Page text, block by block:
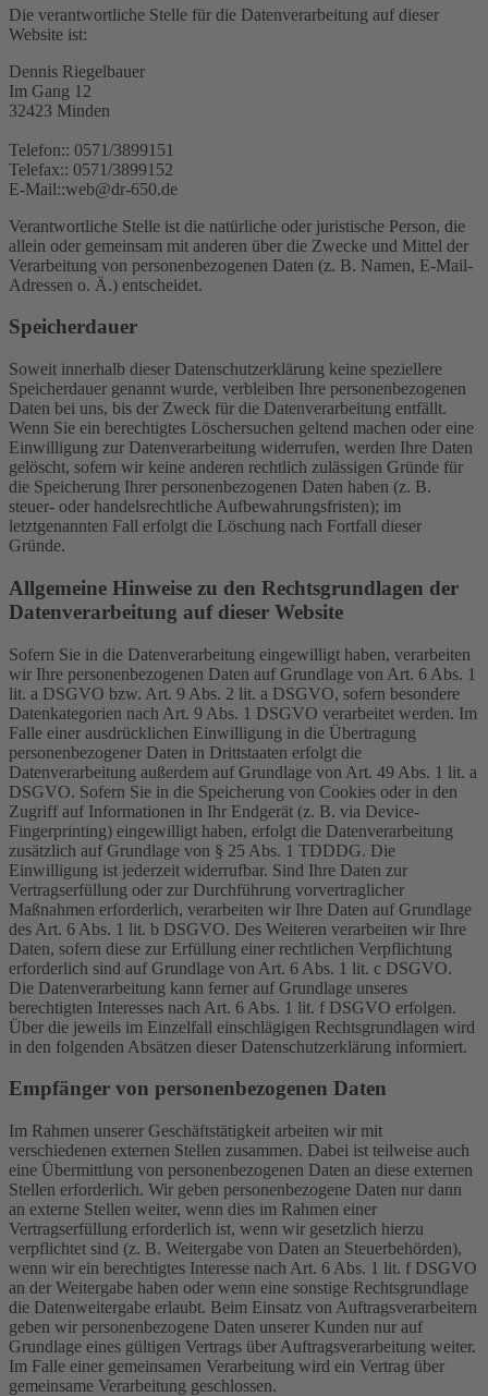
Die verantwortliche Stelle für die Datenverarbeitung auf dieser
Website ist:
Dennis Riegelbauer
Im Gang 12
32423 Minden
Telefon:: 0571/3899151
Telefax:: 0571/3899152
E-Mail::web@dr-650.de
Verantwortliche Stelle ist die natürliche oder juristische Person, die
allein oder gemeinsam mit anderen über die Zwecke und Mittel der
Verarbeitung von personenbezogenen Daten (z. B. Namen, E-Mail-
Adressen o. Ä.) entscheidet.
Speicherdauer
Soweit innerhalb dieser Datenschutzerklärung keine speziellere
Speicherdauer genannt wurde, verbleiben Ihre personenbezogenen
Daten bei uns, bis der Zweck für die Datenverarbeitung entfällt.
Wenn Sie ein berechtigtes Löschersuchen geltend machen oder eine
Einwilligung zur Datenverarbeitung widerrufen, werden Ihre Daten
gelöscht, sofern wir keine anderen rechtlich zulässigen Gründe für
die Speicherung Ihrer personenbezogenen Daten haben (z. B.
steuer- oder handelsrechtliche Aufbewahrungsfristen); im
letztgenannten Fall erfolgt die Löschung nach Fortfall dieser
Gründe.
Allgemeine Hinweise zu den Rechtsgrundlagen der
Datenverarbeitung auf dieser Website
Sofern Sie in die Datenverarbeitung eingewilligt haben, verarbeiten
wir Ihre personenbezogenen Daten auf Grundlage von Art. 6 Abs. 1
lit. a DSGVO bzw. Art. 9 Abs. 2 lit. a DSGVO, sofern besondere
Datenkategorien nach Art. 9 Abs. 1 DSGVO verarbeitet werden. Im
Falle einer ausdrücklichen Einwilligung in die Übertragung
personenbezogener Daten in Drittstaaten erfolgt die
Datenverarbeitung außerdem auf Grundlage von Art. 49 Abs. 1 lit. a
DSGVO. Sofern Sie in die Speicherung von Cookies oder in den
Zugriff auf Informationen in Ihr Endgerät (z. B. via Device-
Fingerprinting) eingewilligt haben, erfolgt die Datenverarbeitung
zusätzlich auf Grundlage von § 25 Abs. 1 TDDDG. Die
Einwilligung ist jederzeit widerrufbar. Sind Ihre Daten zur
Vertragserfüllung oder zur Durchführung vorvertraglicher
Maßnahmen erforderlich, verarbeiten wir Ihre Daten auf Grundlage
des Art. 6 Abs. 1 lit. b DSGVO. Des Weiteren verarbeiten wir Ihre
Daten, sofern diese zur Erfüllung einer rechtlichen Verpflichtung
erforderlich sind auf Grundlage von Art. 6 Abs. 1 lit. c DSGVO.
Die Datenverarbeitung kann ferner auf Grundlage unseres
berechtigten Interesses nach Art. 6 Abs. 1 lit. f DSGVO erfolgen.
Über die jeweils im Einzelfall einschlägigen Rechtsgrundlagen wird
in den folgenden Absätzen dieser Datenschutzerklärung informiert.
Empfänger von personenbezogenen Daten
Im Rahmen unserer Geschäftstätigkeit arbeiten wir mit
verschiedenen externen Stellen zusammen. Dabei ist teilweise auch
eine Übermittlung von personenbezogenen Daten an diese externen
Stellen erforderlich. Wir geben personenbezogene Daten nur dann
an externe Stellen weiter, wenn dies im Rahmen einer
Vertragserfüllung erforderlich ist, wenn wir gesetzlich hierzu
verpflichtet sind (z. B. Weitergabe von Daten an Steuerbehörden),
wenn wir ein berechtigtes Interesse nach Art. 6 Abs. 1 lit. f DSGVO
an der Weitergabe haben oder wenn eine sonstige Rechtsgrundlage
die Datenweitergabe erlaubt. Beim Einsatz von Auftragsverarbeitern
geben wir personenbezogene Daten unserer Kunden nur auf
Grundlage eines gültigen Vertrags über Auftragsverarbeitung weiter.
Im Falle einer gemeinsamen Verarbeitung wird ein Vertrag über
gemeinsame Verarbeitung geschlossen.